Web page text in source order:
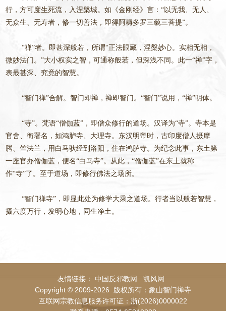
行，方可度生死流，入涅槃城。如《金刚经》言：“以无我、无人、
无众生、无寿者，修一切善法，即得阿耨多罗三藐三菩提”。
“禅”者。即甚深般若，所谓“正法眼藏，涅槃妙心。实相无相，
微妙法门。”大小权实之智，可通称般若，但深浅不同。此一“禅”字，
表最甚深、究竟的智慧。
“智门禅”合解。智门即禅，禅即智门。“智门”说用，“禅”明体。
“寺”。梵语“僧伽蓝”，即僧众修行的道场。汉译为“寺”。寺本是
官舍、衙署名，如鸿胪寺、大理寺。东汉明帝时，古印度僧人摄摩
腾、竺法兰，用白马驮经到洛阳，住在鸿胪寺。为纪念此事，东土第
一座官办僧伽蓝，便名“白马寺”。从此，“僧伽蓝”在东土就称
作“寺”了。至于道场，即修行佛法之场所。
“智门禅寺”，即显此处为修学大乘之道场。行者当以般若智慧，
摄六度万行，发明心地，同生净土。
友情链接： 中国反邪教网
凯风网
Copyright © 2009-2026 版权所有：象山智门禅寺
互联网宗教信息服务许可证：浙(2026)0000022